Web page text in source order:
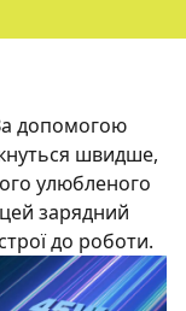
допомогою
швидше,
улюбленого
зарядний
до роботи.